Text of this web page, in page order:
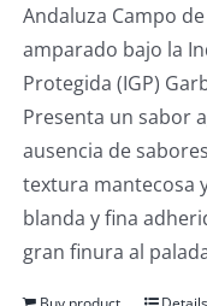
Andaluza Campo
amparado bajo la
Protegida (IGP)
Presenta un sabor
ausencia de
textura mantecosa
blanda y fina
gran finura al